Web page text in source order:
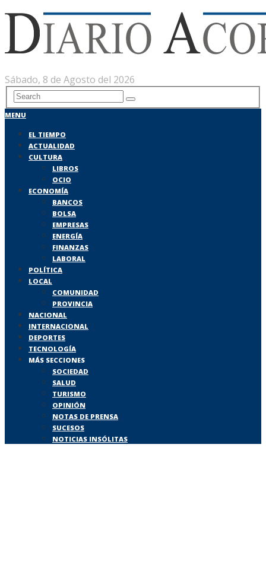
Sábado, 8 de Agosto del 2026
MENU
EL TIEMPO
ACTUALIDAD
CULTURA
LIBROS
OCIO
ECONOMÍA
BANCOS
BOLSA
EMPRESAS
ENERGÍA
FINANZAS
LABORAL
POLÍTICA
LOCAL
COMUNIDAD
PROVINCIA
NACIONAL
INTERNACIONAL
DEPORTES
TECNOLOGÍA
MÁS SECCIONES
SOCIEDAD
SALUD
TURISMO
OPINIÓN
NOTAS DE PRENSA
SUCESOS
NOTICIAS INSÓLITAS